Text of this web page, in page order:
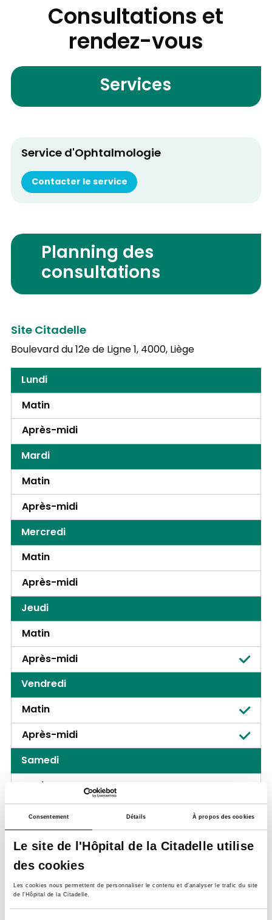
Consentement Détails À propos des cookies
Le site de l'Hôpital de la Citadelle utilise
des cookies
Les cookies nous permettent de personnaliser le contenu et d’analyser le trafic du site
de l'Hôpital de la Citadelle.
Consultations et
rendez-vous
Services
Service d'Ophtalmologie
Contacter le service
Planning des
consultations
Site Citadelle
Boulevard du 12e de Ligne 1,4000, Liège
Lundi
Matin
Après-midi
Mardi
Matin
Après-midi
Mercredi
Matin
Après-midi
Jeudi
Matin
Après-midi
Vendredi
Matin
Après-midi
Samedi
Matin
Après-midi
Site Laveu
Rue des Wallons 72,
Lundi